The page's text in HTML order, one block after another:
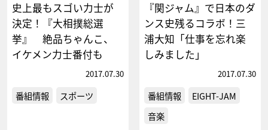
史上最もスゴい力士が
決定！『大相撲総選
挙』 絶品ちゃんこ、
イケメン力士番付も
2017.07.30
番組情報 スポーツ
『関ジャム』で日本のダ
ンス史残るコラボ！三
浦大知「仕事を忘れ楽
しみました」
2017.07.30
番組情報
EIGHT-JAM
音楽